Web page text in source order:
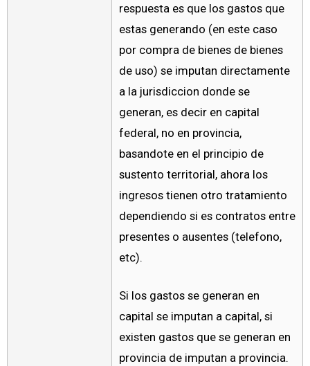
respuesta es que los gastos que
estas generando (en este caso
por compra de bienes de bienes
de uso) se imputan directamente
a la jurisdiccion donde se
generan, es decir en capital
federal, no en provincia,
basandote en el principio de
sustento territorial, ahora los
ingresos tienen otro tratamiento
dependiendo si es contratos entre
presentes o ausentes (telefono,
etc).
Si los gastos se generan en
capital se imputan a capital, si
existen gastos que se generan en
provincia de imputan a provincia.